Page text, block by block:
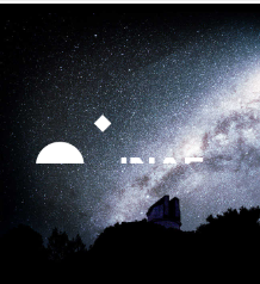
Strumenti
personali
Salta
contenuti.
|
Salta
alla
navigazione
Ricerca
avanzata…